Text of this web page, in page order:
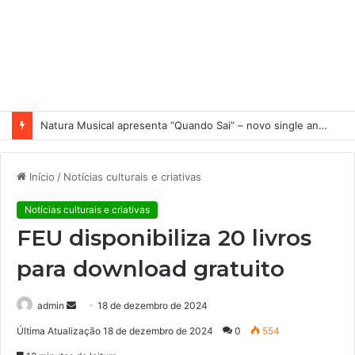
Natura Musical apresenta “Quando Sai” – novo single antecipa estreia do primeiro álbum solo de Elisa Maia
Início / Notícias culturais e criativas
Notícias culturais e criativas
FEU disponibiliza 20 livros
para download gratuito
admin 18 de dezembro de 2024
Última Atualização 18 de dezembro de 2024 0 554